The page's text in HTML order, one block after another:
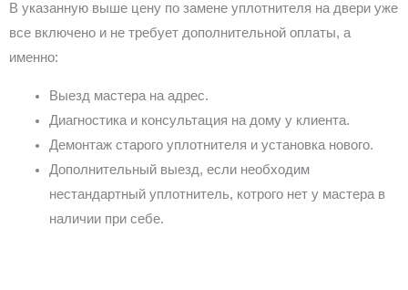
В указанную выше цену по замене уплотнителя на двери уже
все включено и не требует дополнительной оплаты, а
именно:
Выезд мастера на адрес.
Диагностика и консультация на дому у клиента.
Демонтаж старого уплотнителя и установка нового.
Дополнительный выезд, если необходим
нестандартный уплотнитель, котрого нет у мастера в
наличии при себе.